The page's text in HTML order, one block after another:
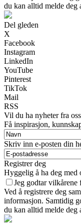
du kan alltid melde deg
Del gleden
X
Facebook
Instagram
LinkedIn
YouTube
Pinterest
TikTok
Mail
RSS
Vil du ha nyheter fra
Få inspirasjon,
Skriv inn e-posten din
Registrer deg
Hyggelig å ha deg med
Jeg godtar
Ved å registrere deg
informasjon. Samtidig
du kan alltid melde deg